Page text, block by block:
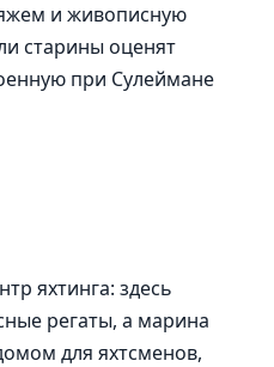
и живописную
старины оценят
при Сулеймане
яхтинга: здесь
регаты, а марина
для яхтсменов,